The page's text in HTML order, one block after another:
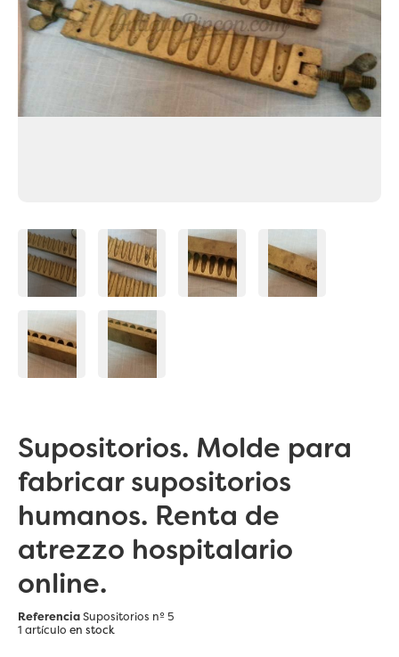
Supositorios. Molde para
fabricar supositorios
humanos. Renta de
atrezzo hospitalario
online.
ReferenciaSupositorios nº 5
1 artículo en stock